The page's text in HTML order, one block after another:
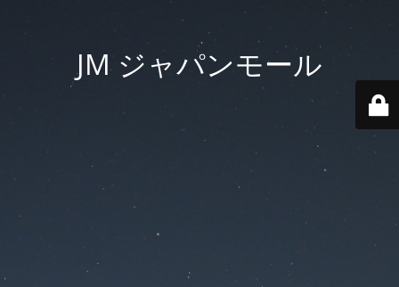
JM ジャパンモール